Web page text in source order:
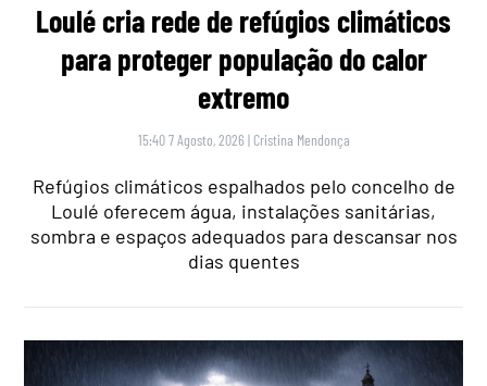
Loulé cria rede de refúgios climáticos
para proteger população do calor
extremo
15:40 7 Agosto, 2026 | Cristina Mendonça
Refúgios climáticos espalhados pelo concelho de
Loulé oferecem água, instalações sanitárias,
sombra e espaços adequados para descansar nos
dias quentes